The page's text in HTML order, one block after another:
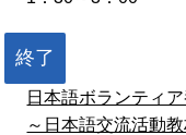
終了
日本語ボランティ
～日本語交流活動